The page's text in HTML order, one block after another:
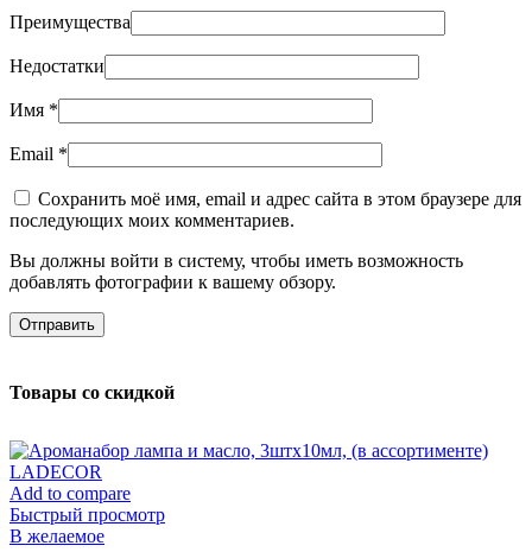
Преимущества
Недостатки
Имя *
Email *
Сохранить моё имя, email и адрес сайта в этом браузере для
последующих моих комментариев.
Вы должны войти в систему, чтобы иметь возможность
добавлять фотографии к вашему обзору.
Товары со скидкой
Add to compare
Быстрый просмотр
В желаемое